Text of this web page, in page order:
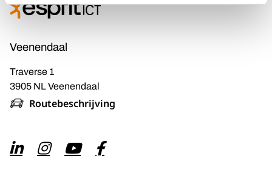
Veenendaal
Traverse 1
3905 NL Veenendaal
Routebeschrijving